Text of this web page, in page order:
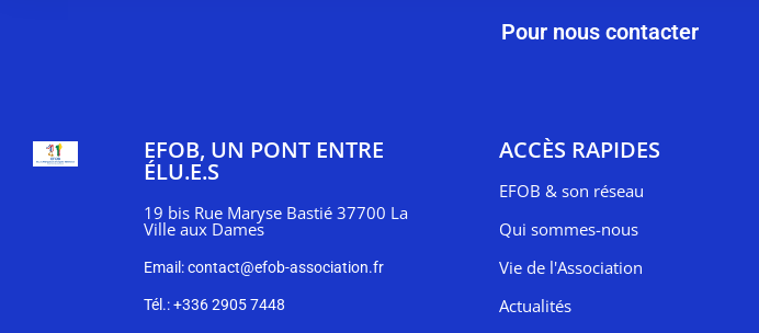
Pour nous contacter
EFOB, UN PONT ENTRE
ÉLU.E.S
19 bis Rue Maryse Bastié 37700 La
Ville aux Dames
Email: contact@efob-association.fr
Tél.: +336 2905 7448
ACCÈS RAPIDES
EFOB & son réseau
Qui sommes-nous
Vie de l'Association
Actualités